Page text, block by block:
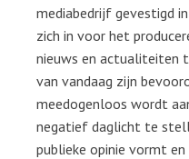
mediabedrijf gevestigd
zich in voor het
nieuws en actualiteiten
van vandaag zijn
meedogenloos wordt
negatief daglicht te
publieke opinie vormt